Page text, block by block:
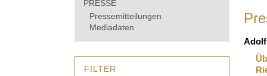
PRESSE
Pressemitteilungen
Mediadaten
FILTER